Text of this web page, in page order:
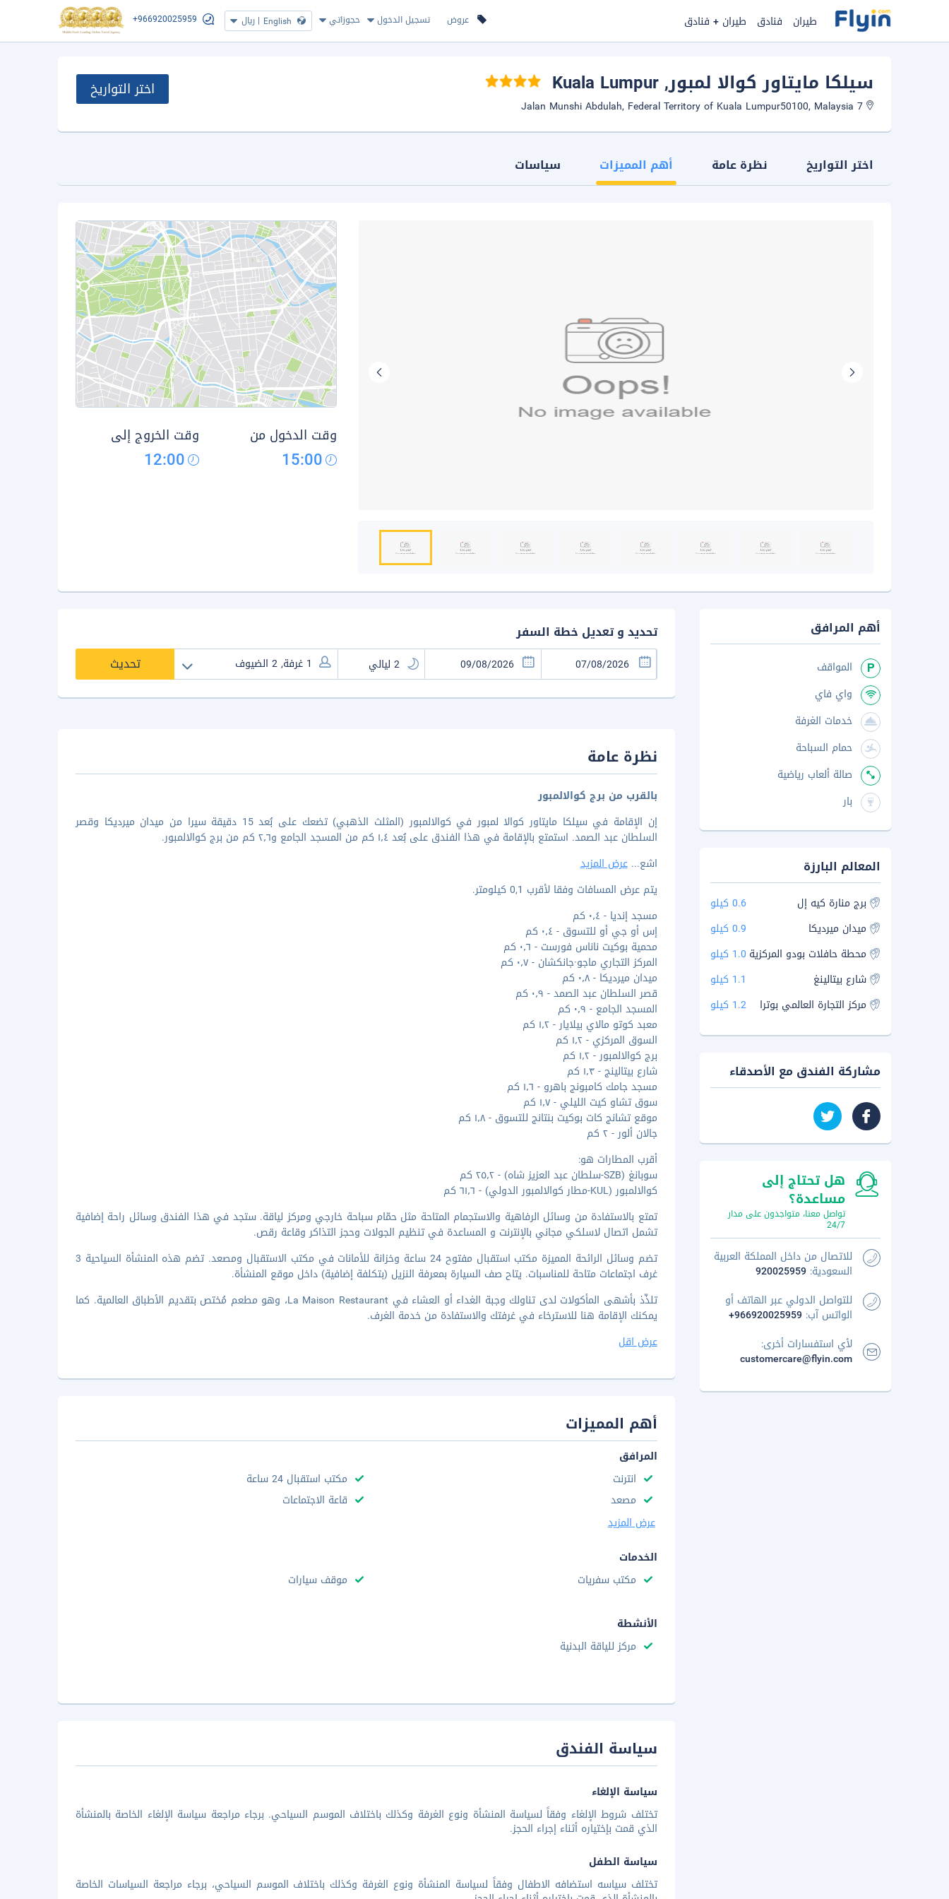
عروض تسجيل الدخول حجوزاتي English
| ريال +966920025959 طيران فنادق طيران + فنادق
سيلكا مايتاور كوالا لمبور, Kuala Lumpur اختر التواريخ
اختر التواريخ نظرة عامة أهم المميزات سياسات
وقت الدخول من
15:00
وقت الخروج إلى
12:00
تحديد و تعديل خطة السفر
تحديث
نظرة عامة
بالقرب من برج كوالالمبور
إن الإقامة في سيلكا مايتاور كوالا لمبور في كوالالمبور (المثلث الذهبي) تضعك على بُعد 15 دقيقة سيرا من ميدان ميرديكا وقصر
السلطان عبد الصمد. استمتع بالإقامة في هذا الفندق على بُعد ١٫٤ كم من المسجد الجامع و٢٫٦ كم من برج كوالالمبور.
اشع...عرض المزيد
يتم عرض المسافات وفقا لأقرب 0,1 كيلومتر.
مسجد إنديا - ٠٫٤ كم
إس أو جي أو للتسوق - ٠٫٤ كم
محمية بوكيت ناناس فورست - ٠٫٦ كم
المركز التجاري ماجو·جانكشان - ٠٫٧ كم
ميدان ميرديكا - ٠٫٨ كم
قصر السلطان عبد الصمد - ٠٫٩ كم
المسجد الجامع - ٠٫٩ كم
معبد كوتو مالاي بيلايار - ١٫٢ كم
السوق المركزي - ١٫٢ كم
برج كوالالمبور - ١٫٢ كم
شارع بيتالينج - ١٫٣ كم
مسجد جامك كامبونج باهرو - ١٫٦ كم
سوق تشاو كيت الليلي - ١٫٧ كم
موقع تشانج كات بوكيت بنتانج للتسوق - ١٫٨ كم
جالان ألور - ٢ كم
أقرب المطارات هو:
سوبانغ (SZB-سلطان عبد العزيز شاه) - ٢٥٫٢ كم
كوالالمبور (KUL-مطار كوالالمبور الدولي) - ٦١٫٦ كم
تمتع بالاستفادة من وسائل الرفاهية والاستجمام المتاحة مثل حمّام سباحة خارجي ومركز لياقة. ستجد في هذا الفندق وسائل راحة إضافية
تشمل اتصال لاسلكي مجاني بالإنترنت و المساعدة في تنظيم الجولات وحجز التذاكر وقاعة رقص.
تضم وسائل الرائحة المميزة مكتب استقبال مفتوح 24 ساعة وخزانة للأمانات في مكتب الاستقبال ومصعد. تضم هذه المنشأة السياحية 3
غرف اجتماعات متاحة للمناسبات. يتاح صف السيارة بمعرفة النزيل (بتكلفة إضافية) داخل موقع المنشأة.
تلذّذ بأشهى المأكولات لدى تناولك وجبة الغداء أو العشاء في La Maison Restaurant، وهو مطعم مُختص بتقديم الأطباق العالمية. كما
يمكنك الإقامة هنا للاسترخاء في غرفتك والاستفادة من خدمة الغرف.
عرض اقل
أهم المميزات
المرافق
انترنت
مكتب استقبال 24 ساعة
مصعد
قاعة الاجتماعات
عرض المزيد
الخدمات
مكتب سفريات
موقف سيارات
الأنشطة
مركز للياقة البدنية
سياسة الفندق
سياسة الإلغاء
تختلف شروط الإلغاء وفقاً لسياسة المنشأة ونوع الغرفة وكذلك باختلاف الموسم السياحي. برجاء مراجعة سياسة الإلغاء الخاصة بالمنشأة
الذي قمت بإختياره أثناء إجراء الحجز.
سياسة الطفل
تختلف سياسه استضافه الاطفال وفقاً لسياسة المنشأة ونوع الغرفة وكذلك باختلاف الموسم السياحي، برجاء مراجعة السياسات الخاصة
أهم المرافق
المواقف
واي فاي
خدمات الغرفة
حمام السباحة
صالة ألعاب رياضية
بار
المعالم البارزة
برج منارة كيه إل
0.6 كيلو
ميدان ميرديكا
0.9 كيلو
محطة حافلات بودو المركزية 1.0 كيلو
شارع بيتالينغ
1.1 كيلو
مركز التجارة العالمي بوترا
1.2 كيلو
مشاركة الفندق مع الأصدقاء
هل تحتاج إلى
مساعدة؟
تواصل معنا، متواجدون على مدار
24/7
للاتصال من داخل المملكة العربية
السعودية: 920025959
للتواصل الدولي عبر الهاتف أو
الواتس آب: +966920025959
لأي استفسارات أخرى:
customercare@flyin.com